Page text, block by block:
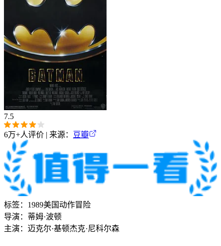
7.5
6万+人评价 | 来源： 豆瓣
标签： 1989美国动作冒险
导演： 蒂姆·波顿
主演： 迈克尔·基顿杰克·尼科尔森